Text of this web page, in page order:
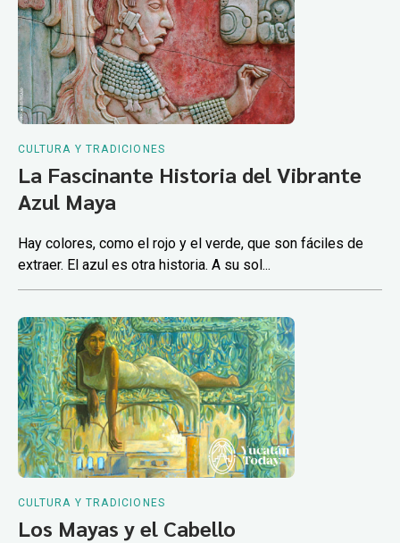
CULTURA Y TRADICIONES
La Fascinante Historia del Vibrante
Azul Maya
Hay colores, como el rojo y el verde, que son fáciles de
extraer. El azul es otra historia. A su sol...
CULTURA Y TRADICIONES
Los Mayas y el Cabello